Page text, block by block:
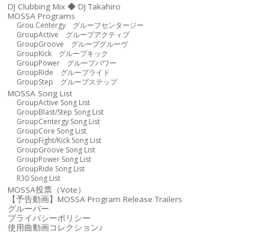
DJ Clubbing Mix ◆ DJ Takahiro
MOSSA Programs
Grou Centergy グループセンタージー
GroupActive グループアクティブ
GroupGroove グループグルーヴ
GroupKick グループキック
GroupPower グループパワー
GroupRide グループライド
GroupStep グループステップ
MOSSA Song List
GroupActive Song List
GroupBlast/Step Song List
GroupCentergy Song List
GroupCore Song List
GroupFight/Kick Song List
GroupGroove Song List
GroupPower Song List
GroupRide Song List
R30 Song List
MOSSA投票（Vote）
【予告動画】MOSSA Program Release Trailers
グルーパー
プライバシーポリシー
使用曲動画コレクション♪